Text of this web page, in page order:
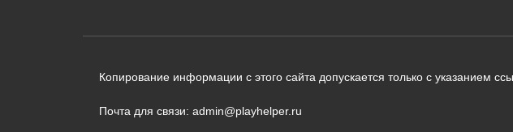
Копирование информации с этого сайта допускается только с указанием
Почта для связи: admin@playhelper.ru